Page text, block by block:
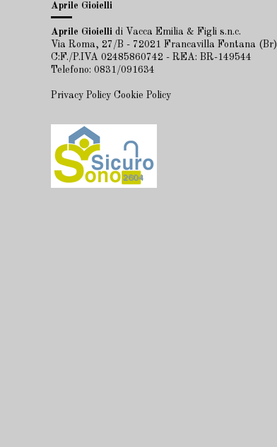
Aprile Gioielli
Aprile Gioielli di Vacca Emilia & Figli s.n.c.
Via Roma, 27/B - 72021 Francavilla Fontana (Br)
C:F./P.IVA 02485860742 - REA: BR-149544
Telefono: 0831/091634
Privacy Policy Cookie Policy